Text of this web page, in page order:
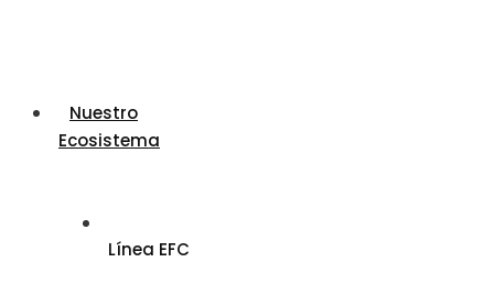
Nuestro
Ecosistema
Línea EFC